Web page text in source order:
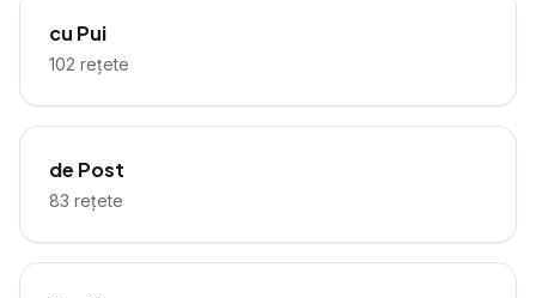
cu Pui
102 rețete
de Post
83 rețete